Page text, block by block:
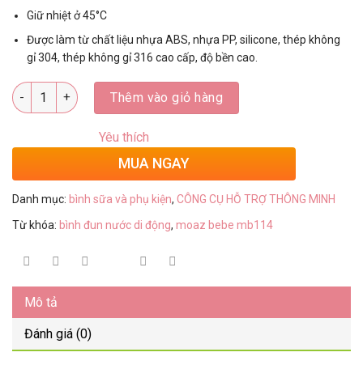
Giữ nhiệt ở 45°C
Được làm từ chất liệu nhựa ABS, nhựa PP, silicone, thép không
gỉ 304, thép không gỉ 316 cao cấp, độ bền cao.
Số lượng Thêm vào giỏ hàng
Yêu thích
MUA NGAY
Danh mục: bình sữa và phụ kiện, CÔNG CỤ HỖ TRỢ THÔNG MINH
Từ khóa: bình đun nước di động, moaz bebe mb114
Mô tả
Đánh giá (0)